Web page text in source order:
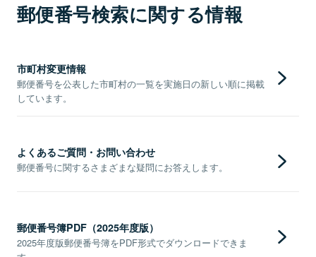
郵便番号検索に関する情報
市町村変更情報
郵便番号を公表した市町村の一覧を実施日の新しい順に掲載
しています。
よくあるご質問・お問い合わせ
郵便番号に関するさまざまな疑問にお答えします。
郵便番号簿PDF（2025年度版）
2025年度版郵便番号簿をPDF形式でダウンロードできま